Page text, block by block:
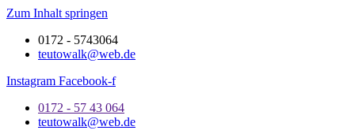
Zum Inhalt springen
0172 - 5743064
teutowalk@web.de
Instagram Facebook-f
0172 - 57 43 064
teutowalk@web.de